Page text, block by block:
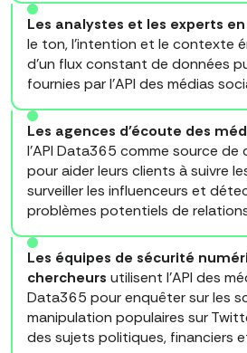
Les analystes et les experts
le ton, l'intention et le contexte
d'un flux constant de données
fournies par l'API des médias
Les agences d'écoute des
l'API Data365 comme source de
pour aider leurs clients à suivre
surveiller les influenceurs et
problèmes potentiels de
Les équipes de sécurité
chercheurs utilisent l'API des
Data365 pour enquêter sur les
manipulation populaires sur
des sujets politiques, financiers